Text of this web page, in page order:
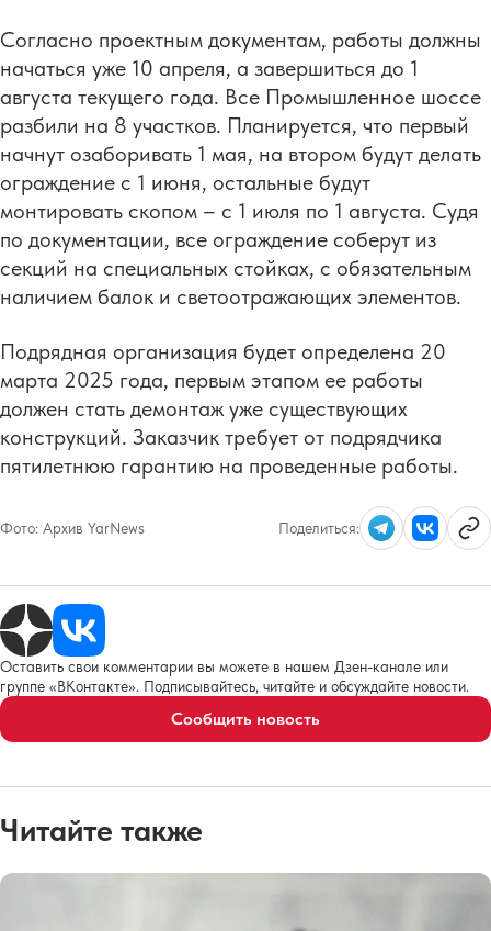
Согласно проектным документам, работы должны
начаться уже 10 апреля, а завершиться до 1
августа текущего года. Все Промышленное шоссе
разбили на 8 участков. Планируется, что первый
начнут озаборивать 1 мая, на втором будут делать
ограждение с 1 июня, остальные будут
монтировать скопом – с 1 июля по 1 августа. Судя
по документации, все ограждение соберут из
секций на специальных стойках, с обязательным
наличием балок и светоотражающих элементов.
Подрядная организация будет определена 20
марта 2025 года, первым этапом ее работы
должен стать демонтаж уже существующих
конструкций. Заказчик требует от подрядчика
пятилетнюю гарантию на проведенные работы.
Фото: Архив YarNews Поделиться:
Оставить свои комментарии вы можете в нашем Дзен-канале или
группе «ВКонтакте». Подписывайтесь, читайте и обсуждайте новости.
Сообщить новость
Читайте также